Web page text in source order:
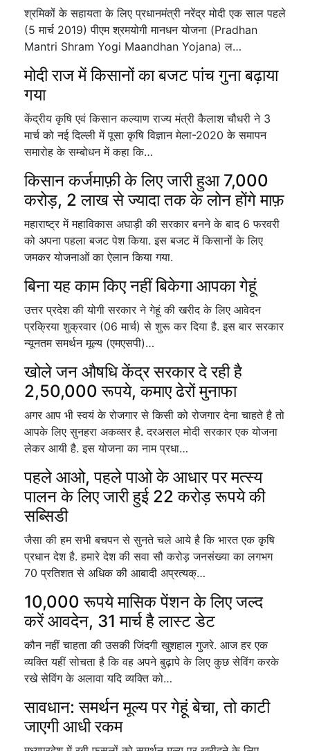
श्रमिकों के सहायता के लिए प्रधानमंत्री नरेंद्र मोदी एक साल पहले
(5 मार्च 2019) पीएम श्रमयोगी मानधन योजना (Pradhan
Mantri Shram Yogi Maandhan Yojana) ल…
मोदी राज में किसानों का बजट पांच गुना बढ़ाया
गया
केंद्रीय कृषि एवं किसान कल्याण राज्य मंत्री कैलाश चौधरी ने 3
मार्च को नई दिल्ली में पूसा कृषि विज्ञान मेला-2020 के समापन
समारोह के सम्बोधन में कहा कि…
किसान कर्जमाफ़ी के लिए जारी हुआ 7,000
करोड़, 2 लाख से ज्यादा तक के लोन होंगे माफ़
महाराष्ट्र में महाविकास अघाड़ी की सरकार बनने के बाद 6 फरवरी
को अपना पहला बजट पेश किया. इस बजट में किसानों के लिए
जमकर योजनाओं का ऐलान किया गया.
बिना यह काम किए नहीं बिकेगा आपका गेहूं
उत्तर प्रदेश की योगी सरकार ने गेहूं की खरीद के लिए आवेदन
प्रक्रिया शुक्रवार (06 मार्च) से शुरू कर दिया है. इस बार सरकार
न्यूनतम समर्थन मूल्य (एमएसपी)…
खोले जन औषधि केंद्र सरकार दे रही है
2,50,000 रूपये, कमाए ढेरों मुनाफा
अगर आप भी स्वयं के रोजगार से किसी को रोजगार देना चाहते है तो
आपके लिए सुनहरा अकव्सर है. दरअसल मोदी सरकार एक योजना
लेकर आयी है. इस योजना का नाम प्रधा…
पहले आओ, पहले पाओ के आधार पर मत्स्य
पालन के लिए जारी हुई 22 करोड़ रूपये की
सब्सिडी
जैसा की हम सभी बचपन से सुनते चले आये है कि भारत एक कृषि
प्रधान देश है. हमारे देश की सवा सौ करोड़ जनसंख्या का लगभग
70 प्रतिशत से अधिक की आबादी अप्रत्यक्…
10,000 रूपये मासिक पेंशन के लिए जल्द
करें आवदेन, 31 मार्च है लास्ट डेट
कौन नहीं चाहता की उसकी जिंदगी खुशहाल गुजरे. आज हर एक
व्यक्ति यहीं सोचता है कि वह अपने बुढ़ापे के लिए कुछ सेविंग करके
रखे सेविंग के अलावा यदि व्यक्ति को…
सावधान: समर्थन मूल्य पर गेहूं बेचा, तो काटी
जाएगी आधी रकम